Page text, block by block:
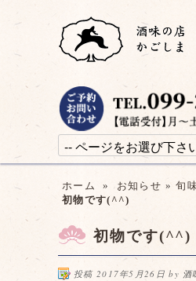
ホーム » お知らせ » 旬
初物です(^^)
初物です(^^)
投稿 2017年5月26日 by 酒